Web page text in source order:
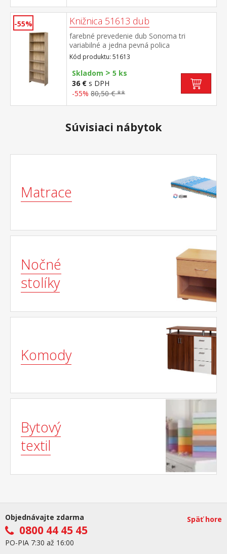
-55% Knižnica 51613 dub
farebné prevedenie dub Sonoma tri
variabilné a jedna pevná polica
Kód produktu: 51613
Skladom > 5 ks
36 € s DPH
-55% 80,50 € **
Súvisiaci nábytok
Matrace
Nočné
stolíky
Komody
Bytový
textil
Objednávajte zdarma
0800 44 45 45
PO-PIA 7:30 až 16:00
Späť hore